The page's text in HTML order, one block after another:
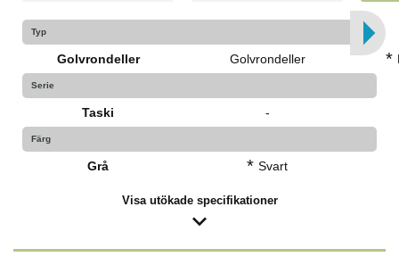
Typ
Golvrondeller Golvrondeller *
Serie
Taski -
Färg
Grå * Svart
Visa utökade specifikationer